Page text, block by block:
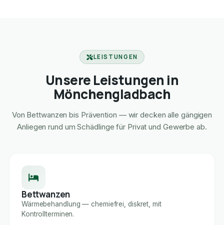
LEISTUNGEN
Unsere Leistungen in
Mönchengladbach
Von Bettwanzen bis Prävention — wir decken alle gängigen
Anliegen rund um Schädlinge für Privat und Gewerbe ab.
Bettwanzen
Wärmebehandlung — chemiefrei, diskret, mit
Kontrollterminen.